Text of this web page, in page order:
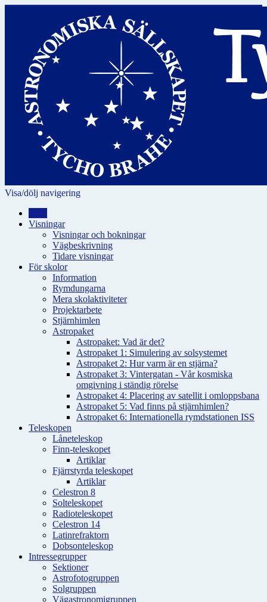
Visa/dölj navigering
Visningar
Visningar och bokningar
Vägbeskrivning
Tidare visningar
För skolor
Information
Rymdungarna
Mera skolaktiviteter
Projektarbete
Stjärnhimlen
Astropaket
Astropaket: Vad är det?
Astropaket 1: Simulering av solsystemet
Astropaket 2: Hur varm är en stjärna?
Astropaket 3: Vintergatan - Vår kosmiska
omgivning i ständig rörelse
Astropaket 4: Placering av satellit i omloppsbana
Astropaket 5: Vad finns på stjärnhimlen?
Astropaket 6: Internationella rymdstationen ISS
Teleskopen
Låneteleskop
Finn-teleskopet
Artiklar
Fjärrstyrda teleskopet
Artiklar
Celestron 8
Solteleskopet
Radioteleskopet
Celestron 14
Latinrefraktorn
Dobsonteleskop
Intressegrupper
Sektioner
Astrofotogruppen
Solgruppen
Vägastronomigruppen